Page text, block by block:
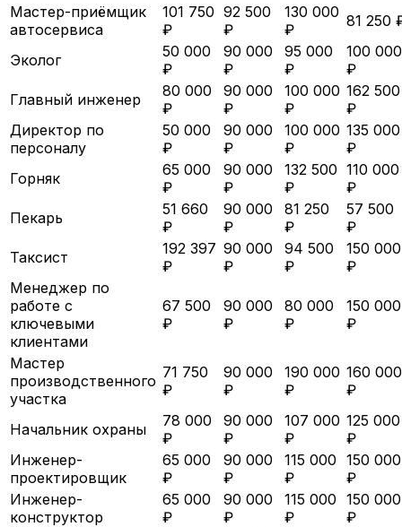
Мастер-приёмщик
автосервиса
101 750
₽
92 500
₽
130 000
₽
81 250
Эколог
50 000
₽
90 000
₽
95 000
₽
100 000
₽
Главный инженер
80 000
₽
90 000
₽
100 000
₽
162 500
₽
Директор по
персоналу
50 000
₽
90 000
₽
100 000
₽
135 000
₽
Горняк
65 000
₽
90 000
₽
132 500
₽
110 000
₽
Пекарь
51 660
₽
90 000
₽
81 250
₽
57 500
₽
Таксист
192 397
₽
90 000
₽
94 500
₽
150 000
₽
Менеджер по
работе с
ключевыми
клиентами
67 500
₽
90 000
₽
80 000
₽
150 000
₽
Мастер
производственного
участка
71 750
₽
90 000
₽
190 000
₽
160 000
₽
Начальник охраны
78 000
₽
90 000
₽
107 000
₽
125 000
₽
Инженер-
проектировщик
65 000
₽
90 000
₽
115 000
₽
150 000
₽
Инженер-
конструктор
65 000
₽
90 000
₽
115 000
₽
150 000
₽